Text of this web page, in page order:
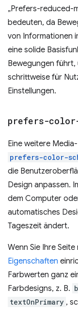
„Prefers-reduced-
bedeuten, da
von Informationen
eine solide
Bewegungen führt,
schrittweise für
Einstellungen.
prefers-color-
Eine weitere
prefers-color-
die
Design anpassen.
dem Computer
automatisches
Tageszeit ändert.
Wenn Sie Ihre Seite
Eigenschaften
Farbwerten ganz
Farbdesigns, z. B.
textOnPrimary ,